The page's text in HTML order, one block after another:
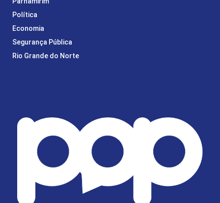
Política
Economia
Segurança Pública
Rio Grande do Norte